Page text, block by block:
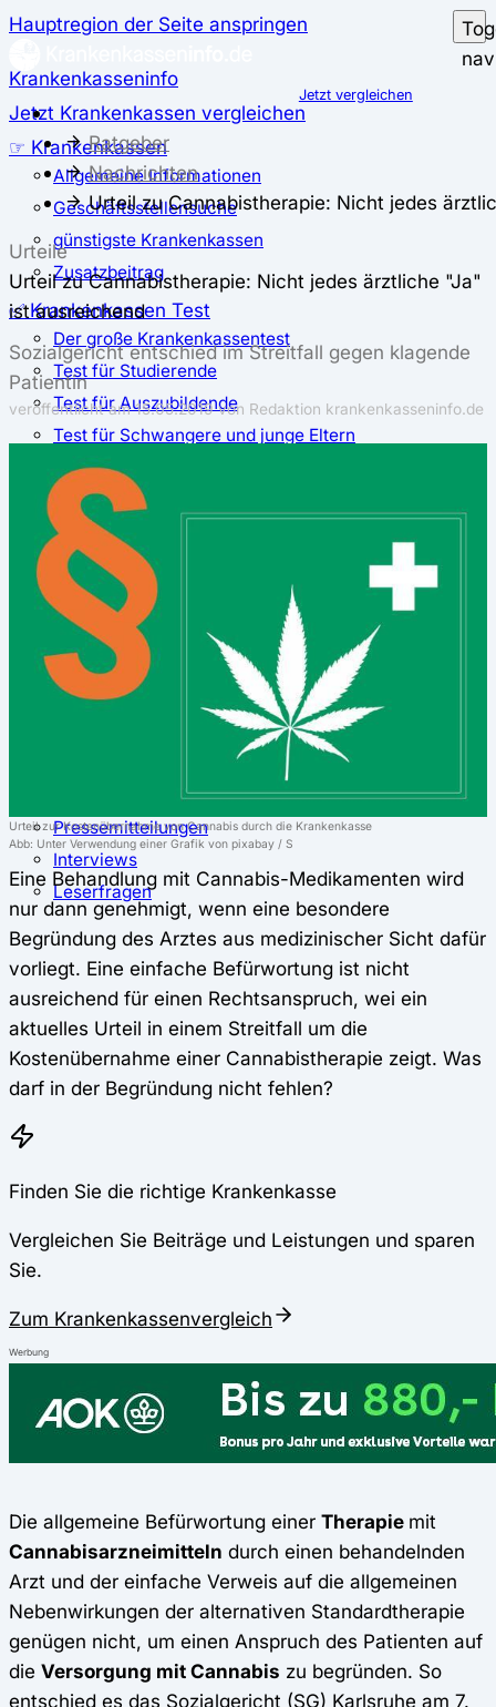
Hauptregion der Seite anspringen
Krankenkasseninfo
Jetzt Krankenkassen vergleichen
☞ Krankenkassen
Allgemeine Informationen
Geschäftsstellensuche
günstigste Krankenkassen
Zusatzbeitrag
✅ Krankenkassen Test
Der große Krankenkassentest
Test für Studierende
Test für Auszubildende
Test für Schwangere und junge Eltern
Test für Selbstständige
⚖️ Vergleich & Rechner
Krankenkassenvergleich
Krankenkassenrechner
↔ Wechsel
Krankenkassenwechsel
Kündigung
Musterkündigung
Pressemitteilungen
Interviews
Leserfragen
Jetzt vergleichen
Ratgeber
Nachrichten
Urteil zu Cannabistherapie: Nicht jedes
Urteile
Urteil zu Cannabistherapie: Nicht jedes ärztliche "Ja"
ist ausreichend
Sozialgericht entschied im Streitfall gegen klagende
Patientin
veröffentlicht am15.05.2019von Redaktion krankenkasseninfo.de
Urteil zur Kostenübernahme von Cannabis durch die Krankenkasse
Abb: Unter Verwendung einer Grafik von pixabay / S
Eine Behandlung mit Cannabis-Medikamenten wird
nur dann genehmigt, wenn eine besondere
Begründung des Arztes aus medizinischer Sicht dafür
vorliegt. Eine einfache Befürwortung ist nicht
ausreichend für einen Rechtsanspruch, wei ein
aktuelles Urteil in einem Streitfall um die
Kostenübernahme einer Cannabistherapie zeigt. Was
darf in der Begründung nicht fehlen?
Finden Sie die richtige Krankenkasse
Vergleichen Sie Beiträge und Leistungen und sparen
Sie.
Zum Krankenkassenvergleich
Werbung
Die allgemeine Befürwortung einer Therapie mit
Cannabisarzneimitteln durch einen behandelnden
Arzt und der einfache Verweis auf die allgemeinen
Nebenwirkungen der alternativen Standardtherapie
genügen nicht, um einen Anspruch des Patienten auf
die Versorgung mit Cannabis zu begründen. So
entschied es das Sozialgericht (SG) Karlsruhe am 7.